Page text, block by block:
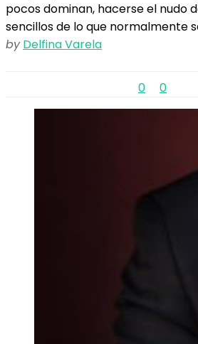
pocos dominan, hacerse el nudo
sencillos de lo que normalmente
by Delfina Varela
0 0